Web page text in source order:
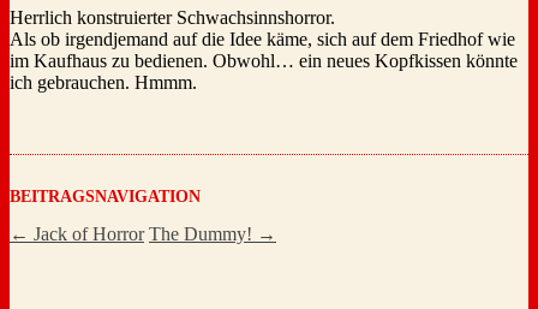
Herrlich konstruierter Schwachsinnshorror.
Als ob irgendjemand auf die Idee käme, sich auf dem Friedhof wie
im Kaufhaus zu bedienen. Obwohl… ein neues Kopfkissen könnte
ich gebrauchen. Hmmm.
BEITRAGSNAVIGATION
← Jack of Horror The Dummy! →